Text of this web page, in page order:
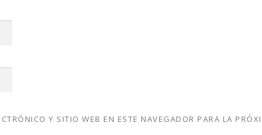
Y SITIO WEB EN ESTE NAVEGADOR PARA LA